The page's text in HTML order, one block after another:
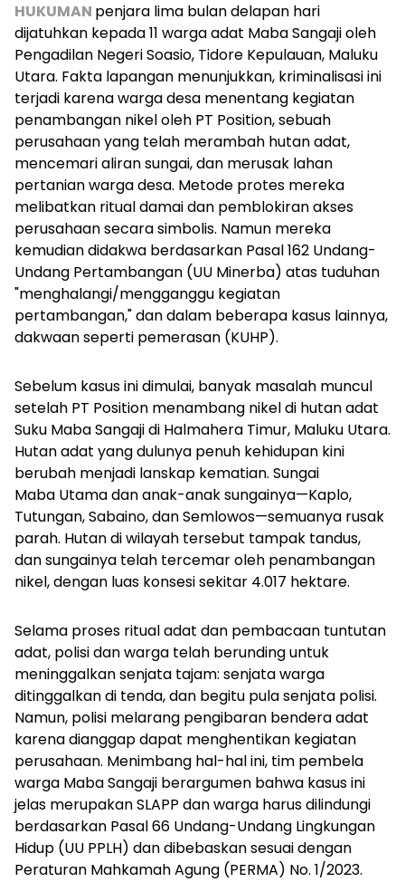
HUKUMAN penjara lima bulan delapan hari
dijatuhkan kepada 11 warga adat Maba Sangaji oleh
Pengadilan Negeri Soasio, Tidore Kepulauan, Maluku
Utara. Fakta lapangan menunjukkan, kriminalisasi ini
terjadi karena warga desa menentang kegiatan
penambangan nikel oleh PT Position, sebuah
perusahaan yang telah merambah hutan adat,
mencemari aliran sungai, dan merusak lahan
pertanian warga desa. Metode protes mereka
melibatkan ritual damai dan pemblokiran akses
perusahaan secara simbolis. Namun mereka
kemudian didakwa berdasarkan Pasal 162 Undang-
Undang Pertambangan (UU Minerba) atas tuduhan
"menghalangi/mengganggu kegiatan
pertambangan," dan dalam beberapa kasus lainnya,
dakwaan seperti pemerasan (KUHP).
Sebelum kasus ini dimulai, banyak masalah muncul
setelah PT Position menambang nikel di hutan adat
Suku Maba Sangaji di Halmahera Timur, Maluku Utara.
Hutan adat yang dulunya penuh kehidupan kini
berubah menjadi lanskap kematian. Sungai
Maba Utama dan anak-anak sungainya—Kaplo,
Tutungan, Sabaino, dan Semlowos—semuanya rusak
parah. Hutan di wilayah tersebut tampak tandus,
dan sungainya telah tercemar oleh penambangan
nikel, dengan luas konsesi sekitar 4.017 hektare.
Selama proses ritual adat dan pembacaan tuntutan
adat, polisi dan warga telah berunding untuk
meninggalkan senjata tajam: senjata warga
ditinggalkan di tenda, dan begitu pula senjata polisi.
Namun, polisi melarang pengibaran bendera adat
karena dianggap dapat menghentikan kegiatan
perusahaan. Menimbang hal-hal ini, tim pembela
warga Maba Sangaji berargumen bahwa kasus ini
jelas merupakan SLAPP dan warga harus dilindungi
berdasarkan Pasal 66 Undang-Undang Lingkungan
Hidup (UU PPLH) dan dibebaskan sesuai dengan
Peraturan Mahkamah Agung (PERMA) No. 1/2023.